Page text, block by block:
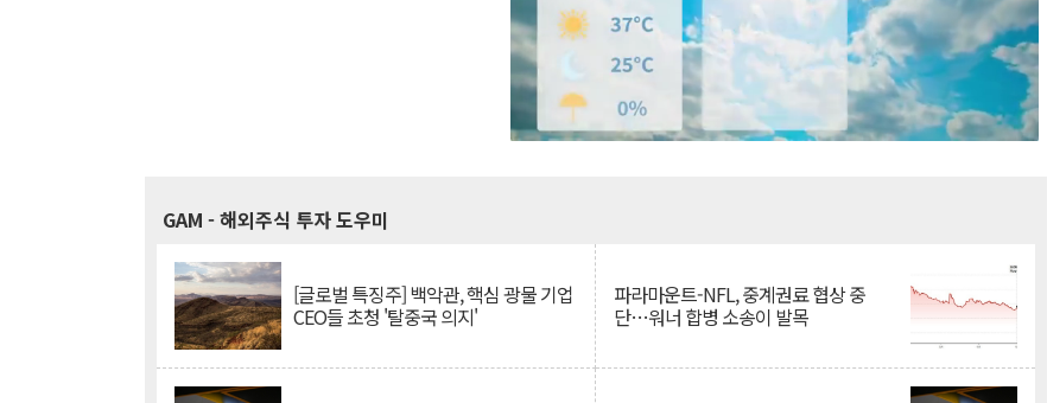
GAM - 해외주식 투자 도우미
[글로벌 특징주] 백악관, 핵심 광물 기업
CEO들 초청 '탈중국 의지'
파라마운트-NFL, 중계권료 협상 중
단…워너 합병 소송이 발목